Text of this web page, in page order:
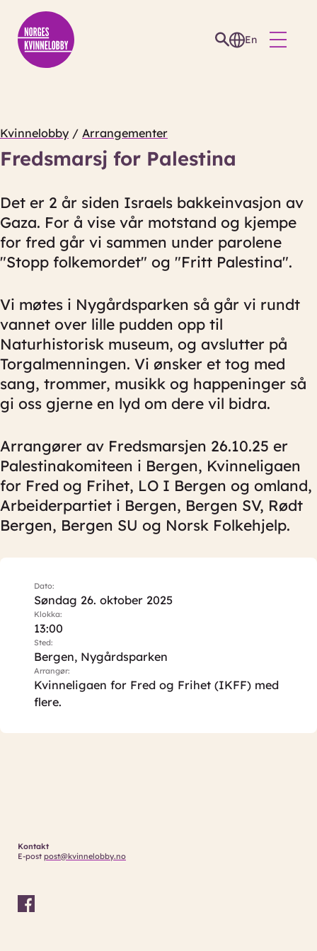
En
Kvinnelobby/ Arrangementer
Fredsmarsj for Palestina
Det er 2 år siden Israels bakkeinvasjon av
Gaza. For å vise vår motstand og kjempe
for fred går vi sammen under parolene
"Stopp folkemordet" og "Fritt Palestina".
Vi møtes i Nygårdsparken så går vi rundt
vannet over lille pudden opp til
Naturhistorisk museum, og avslutter på
Torgalmenningen. Vi ønsker et tog med
sang, trommer, musikk og happeninger så
gi oss gjerne en lyd om dere vil bidra.
Arrangører av Fredsmarsjen 26.10.25 er
Palestinakomiteen i Bergen, Kvinneligaen
for Fred og Frihet, LO I Bergen og omland,
Arbeiderpartiet i Bergen, Bergen SV, Rødt
Bergen, Bergen SU og Norsk Folkehjelp.
Dato:
Søndag 26. oktober 2025
Klokka:
13:00
Sted:
Bergen, Nygårdsparken
Arrangør:
Kvinneligaen for Fred og Frihet (IKFF) med
flere.
Kontakt
E-post post@kvinnelobby.no